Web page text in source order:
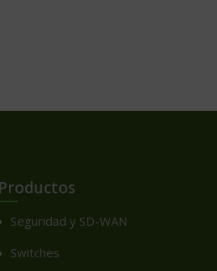
Productos
Seguridad y SD-WAN
Switches